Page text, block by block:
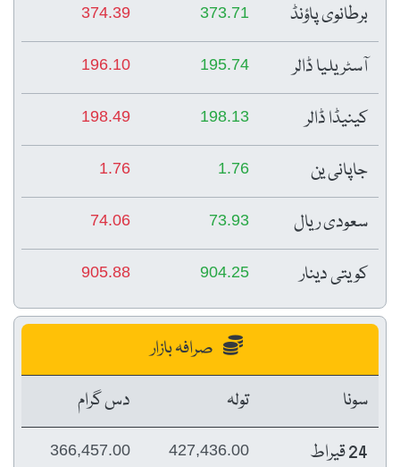
برطانوی پاؤنڈ 373.71
374.39
آسٹریلیا ڈالر 195.74
196.10
کینیڈا ڈالر 198.13
198.49
جاپانی ین 1.76
1.76
سعودی ریال 73.93
74.06
کویتی دینار 904.25
905.88
صرافہ بازار
سونا
تولہ
دس گرام
24 قیراط
427,436.00
366,457.00